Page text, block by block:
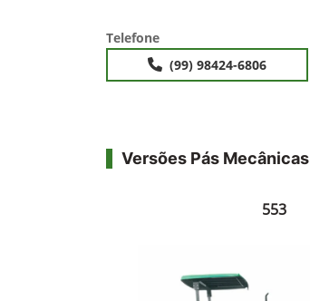
Telefone
(99) 98424-6806
Versões Pás Mecânicas
553